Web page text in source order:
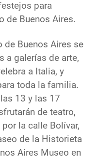
para
de Buenos Aires.
de Buenos Aires se
a galerías de arte,
a Italia, y
toda la familia.
13 y las 17
de teatro,
la calle Bolívar,
de la Historieta
Aires Museo en